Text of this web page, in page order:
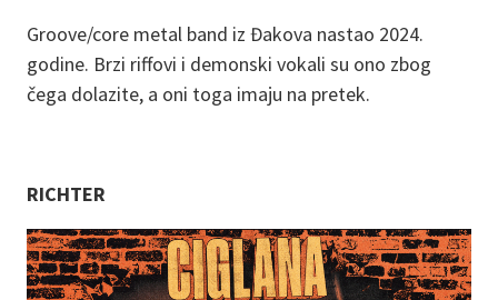
Groove/core metal band iz Đakova nastao 2024.
godine. Brzi riffovi i demonski vokali su ono zbog
čega dolazite, a oni toga imaju na pretek.
RICHTER